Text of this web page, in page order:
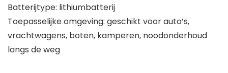
Batterijtype: lithiumbatterij
Toepasselijke omgeving: geschikt voor auto’s,
vrachtwagens, boten, kamperen, noodonderhoud
langs de weg